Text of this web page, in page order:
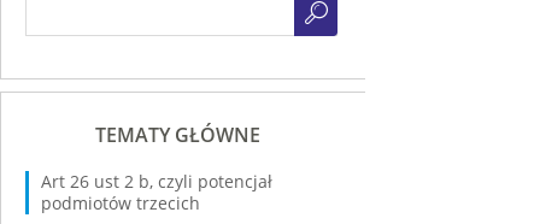
TEMATY GŁÓWNE
Art 26 ust 2 b, czyli potencjał
podmiotów trzecich